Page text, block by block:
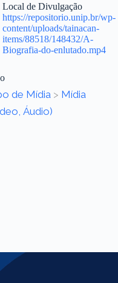
Local de Divulgação
https://repositorio.unip.br/wp-
content/uploads/tainacan-
items/88518/148432/A-
Biografia-do-enlutado.mp4
de Mídia > Mídia
Áudio)